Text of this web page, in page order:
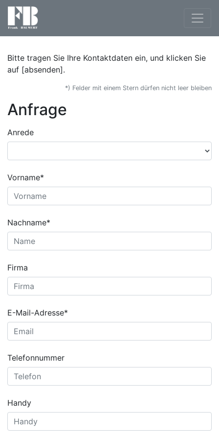
Bitte tragen Sie Ihre Kontaktdaten ein, und klicken Sie
auf [absenden].
*) Felder mit einem Stern dürfen nicht leer bleiben
Anfrage
Anrede
Vorname*
Nachname*
Firma
E-Mail-Adresse*
Telefonnummer
Handy